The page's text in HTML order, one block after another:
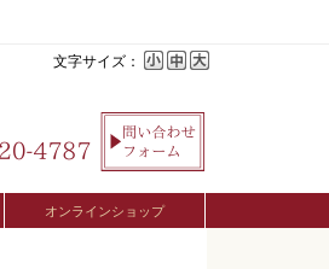
文字サイズ：
オンラインショップ